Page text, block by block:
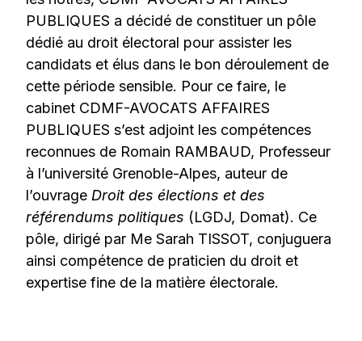
PUBLIQUES a décidé de constituer un pôle
dédié au droit électoral pour assister les
candidats et élus dans le bon déroulement de
cette période sensible. Pour ce faire, le
cabinet CDMF-AVOCATS AFFAIRES
PUBLIQUES s’est adjoint les compétences
reconnues de Romain RAMBAUD, Professeur
à l’université Grenoble-Alpes, auteur de
l’ouvrageDroit des élections et des
référendums politiques (LGDJ, Domat). Ce
pôle, dirigé par Me Sarah TISSOT, conjuguera
ainsi compétence de praticien du droit et
expertise fine de la matière électorale.